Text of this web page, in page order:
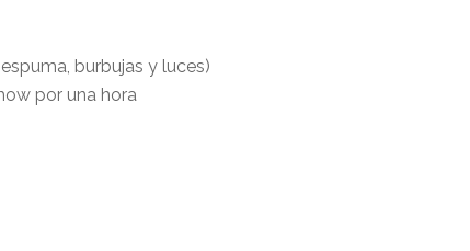
burbujas y luces)
por una hora